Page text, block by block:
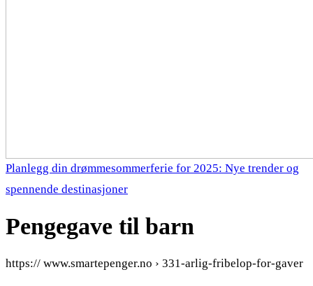
Planlegg din drømmesommerferie for 2025: Nye trender og
spennende destinasjoner
Pengegave til barn
https:// www.smartepenger.no › 331-arlig-fribelop-for-gaver